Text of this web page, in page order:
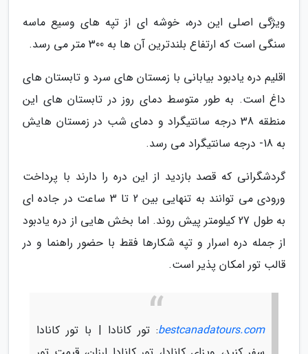
ویژگی اصلی این دره، خوشه ای از تپه های وسیع ماسه
سنگی است که ارتفاع بلندترین آن ها به 300 متر می رسد.
اقلیم دره یادبود بیابانی با زمستان های سرد و تابستان های
داغ است. به طور متوسط دمای روز در تابستان های این
منطقه 38 درجه سانتیگراد و دمای شب در زمستان هایش
به 18- درجه سانتیگراد می رسد.
گردشگرانی که قصد بازدید از این دره را دارند با پرداخت
ورودی می توانند به تنهایی بین 2 تا 3 ساعت در جاده ای
به طول 27 کیلومتر پیش روند. اما بخش هایی از دره یادبود
از جمله دره اسرار و تپه شکارها فقط با حضور راهنما و در
قالب تور امکان پذیر است.
bestcanadatours.com: تور کانادا | با تور کانادا